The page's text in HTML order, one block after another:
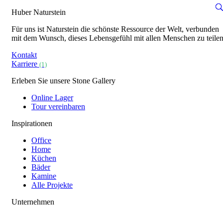
Huber Naturstein
Für uns ist Naturstein die schönste Ressource der Welt, verbunden
mit dem Wunsch, dieses Lebensgefühl mit allen Menschen zu
Kontakt
Karriere (1)
Erleben Sie unsere Stone Gallery
Online Lager
Tour vereinbaren
Inspirationen
Office
Home
Küchen
Bäder
Kamine
Alle Projekte
Unternehmen